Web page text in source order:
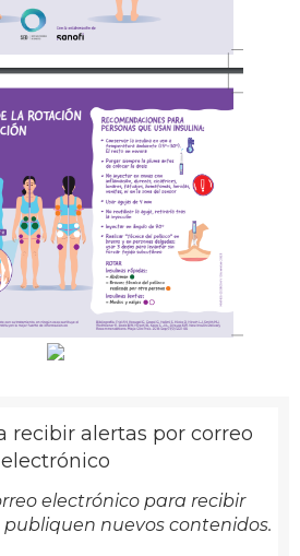
recibir alertas por correo
electrónico
electrónico para recibir
nuevos contenidos.